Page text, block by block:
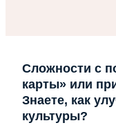
Сложности с
карты» или
Знаете, как
культуры?